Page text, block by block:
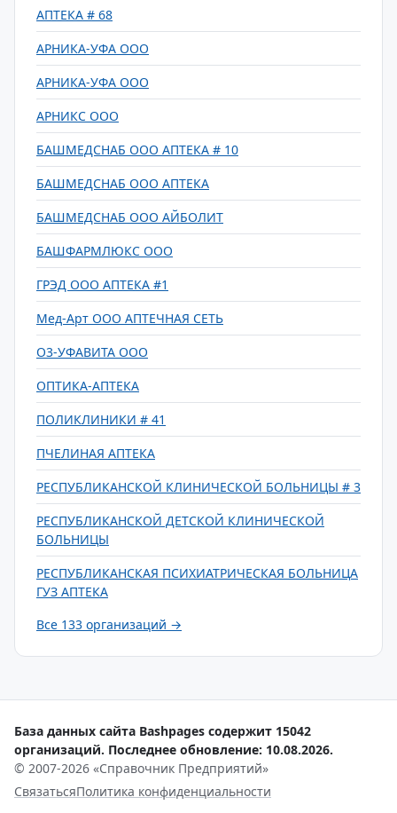
АПТЕКА # 68
АРНИКА-УФА ООО
АРНИКА-УФА ООО
АРНИКС ООО
БАШМЕДСНАБ ООО АПТЕКА # 10
БАШМЕДСНАБ ООО АПТЕКА
БАШМЕДСНАБ ООО АЙБОЛИТ
БАШФАРМЛЮКС ООО
ГРЭД ООО АПТЕКА #1
Мед-Арт ООО АПТЕЧНАЯ СЕТЬ
О3-УФАВИТА ООО
ОПТИКА-АПТЕКА
ПОЛИКЛИНИКИ # 41
ПЧЕЛИНАЯ АПТЕКА
РЕСПУБЛИКАНСКОЙ КЛИНИЧЕСКОЙ БОЛЬНИЦЫ # 3
РЕСПУБЛИКАНСКОЙ ДЕТСКОЙ КЛИНИЧЕСКОЙ
БОЛЬНИЦЫ
РЕСПУБЛИКАНСКАЯ ПСИХИАТРИЧЕСКАЯ БОЛЬНИЦА
ГУЗ АПТЕКА
Все 133 организаций →
База данных сайта Bashpages содержит 15042
организаций. Последнее обновление: 10.08.2026.
© 2007-2026 «Справочник Предприятий»
СвязатьсяПолитика конфиденциальности